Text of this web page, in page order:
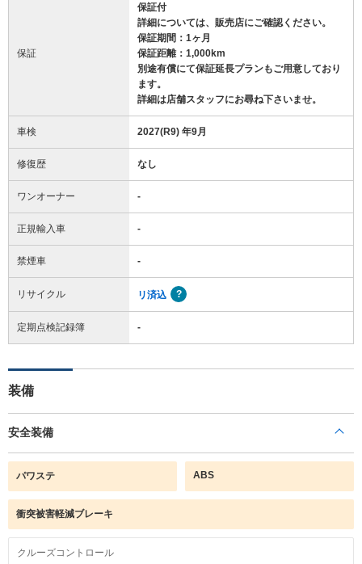
保証
保証付
詳細については、販売店にご確認ください。
保証期間：1ヶ月
保証距離：1,000km
別途有償にて保証延長プランもご用意しており
ます。
詳細は店舗スタッフにお尋ね下さいませ。
車検 2027(R9) 年9月
修復歴 なし
ワンオーナー -
正規輸入車 -
禁煙車 -
リサイクル リ済込
定期点検記録簿 -
装備
安全装備
パワステ ABS
衝突被害軽減ブレーキ
クルーズコントロール